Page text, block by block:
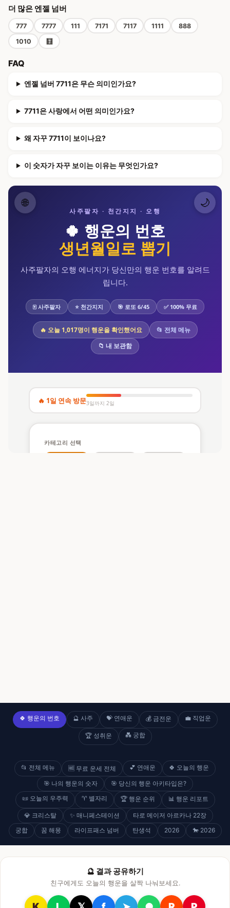
더 많은 엔젤 넘버
777 7777 111 7171 7117 1111
888
1010
🧮
FAQ
엔젤 넘버 7711은 무슨 의미인가요?
7711은 사랑에서 어떤 의미인가요?
왜 자꾸 7711이 보이나요?
이 숫자가 자꾸 보이는 이유는 무엇인가요?
🍀 행운의 번호 🔮 사주 💝 연애운 💰 금전운 💼 직업운
🏆 성취운 💑 궁합
📂 전체 메뉴 🆓 무료 운세 전체 💕 연애운 🍀 오늘의 행운
🎯 나의 행운의 숫자
🎯 당신의 행운 아키타입은?
📜 오늘의 우주력
♈ 별자리 🏆 행운 순위 📊 행운 리포트
💎 크리스탈 ✨ 매니페스테이션
타로 메이저 아르카나 22장
궁합
꿈 해몽 라이프패스 넘버 탄생석 2026 🐎 2026
🔮 결과 공유하기
친구에게도 오늘의 행운을 살짝 나눠보세요.